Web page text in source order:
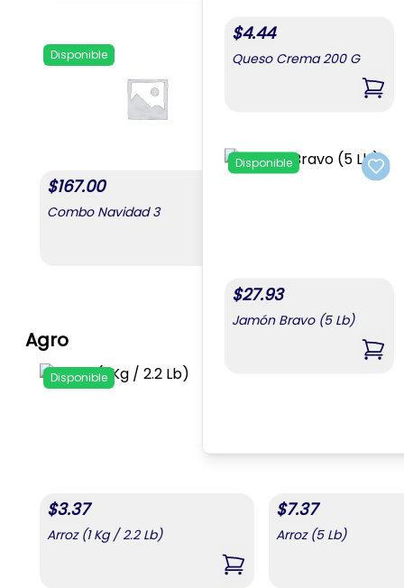
Add to favorites
Disponible
$167.00
Combo Navidad 3
Agro
Disponible
$3.37
Arroz (1 Kg / 2.2 Lb)
,Arroz (1 Kg / 2.2 Lb)
$7.37
Arroz (5 Lb)
$4.44
Queso Crema 200 G
,
Add
Disponible
$27.93
Jamón Bravo (5 Lb)
,